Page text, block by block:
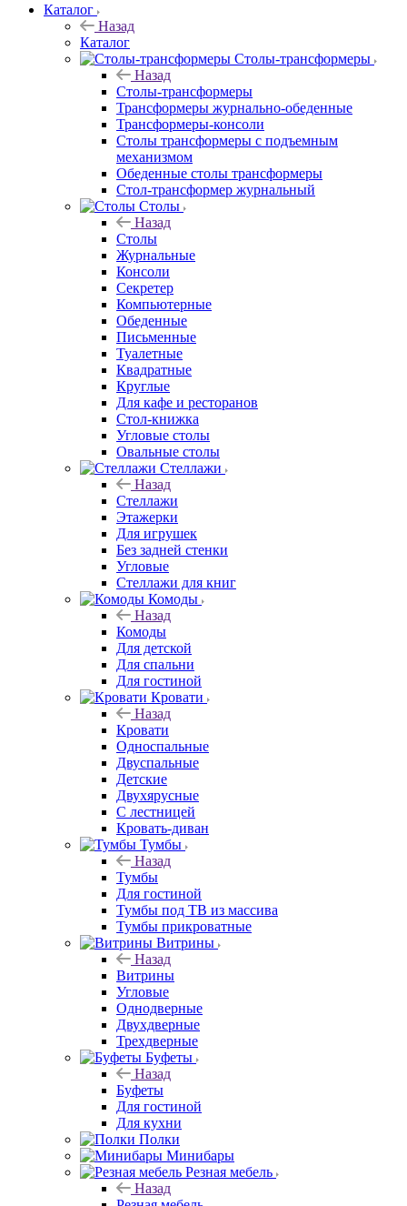
Каталог
Назад
Каталог
Столы-трансформеры
Назад
Столы-трансформеры
Трансформеры журнально-обеденные
Трансформеры-консоли
Столы трансформеры с подъемным
механизмом
Обеденные столы трансформеры
Стол-трансформер журнальный
Столы
Назад
Столы
Журнальные
Консоли
Секретер
Компьютерные
Обеденные
Письменные
Туалетные
Квадратные
Круглые
Для кафе и ресторанов
Стол-книжка
Угловые столы
Овальные столы
Стеллажи
Назад
Стеллажи
Этажерки
Для игрушек
Без задней стенки
Угловые
Стеллажи для книг
Комоды
Назад
Комоды
Для детской
Для спальни
Для гостиной
Кровати
Назад
Кровати
Односпальные
Двуспальные
Детские
Двухярусные
С лестницей
Кровать-диван
Тумбы
Назад
Тумбы
Для гостиной
Тумбы под ТВ из массива
Тумбы прикроватные
Витрины
Назад
Витрины
Угловые
Однодверные
Двухдверные
Трехдверные
Буфеты
Назад
Буфеты
Для гостиной
Для кухни
Полки
Минибары
Резная мебель
Назад